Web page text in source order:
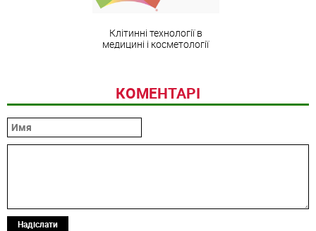
Клітинні технології в
медицині і косметології
КОМЕНТАРІ
Надіслати